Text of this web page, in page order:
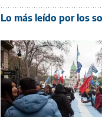
Lo más leído por los